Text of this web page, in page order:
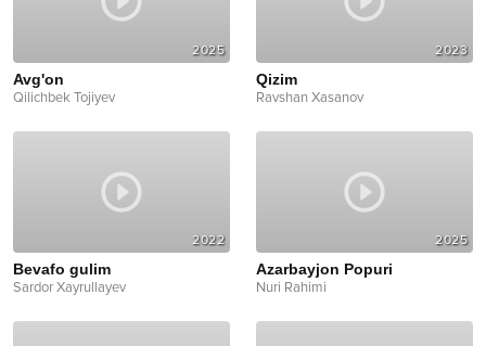
2025
Avg'on
Qilichbek Tojiyev
2023
Qizim
Ravshan Xasanov
2022
Bevafo gulim
Sardor Xayrullayev
2025
Azarbayjon Popuri
Nuri Rahimi